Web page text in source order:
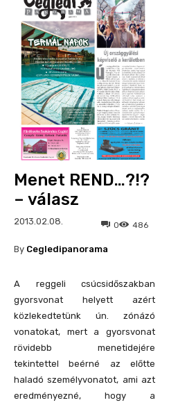
Menet REND…?!?
– válasz
2013.02.08. 486
0
By Cegledipanorama
A reggeli csúcsidőszakban
gyorsvonat helyett azért
közlekedtetünk ún. zónázó
vonatokat, mert a gyorsvonat
rövidebb menetidejére
tekintettel beérné az előtte
haladó személyvonatot, ami azt
eredményezné, hogy a